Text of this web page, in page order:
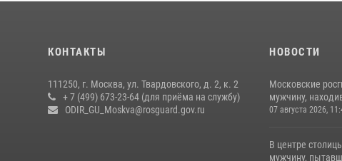
КОНТАКТЫ
111250, г. Москва, ул. Твардовского, д. 2, к. 2
+ 7 (499) 673-23-64 (для приёма на службу)
ODIR_GU_Moskva@rosguard.gov.ru
НОВОСТИ
Московские
мужчину,
07 августа 2026,
В центре
мужчину,